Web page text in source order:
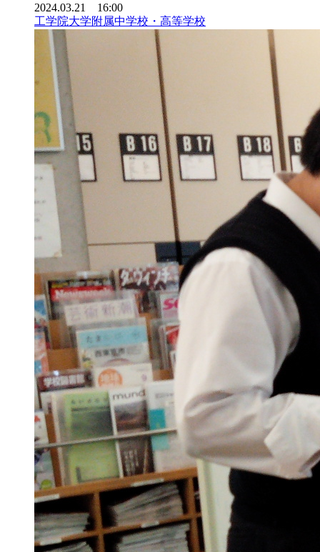
2024.03.21 16:00
工学院大学附属中学校・高等学校